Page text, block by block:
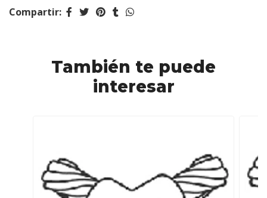
Compartir:
También te puede
interesar